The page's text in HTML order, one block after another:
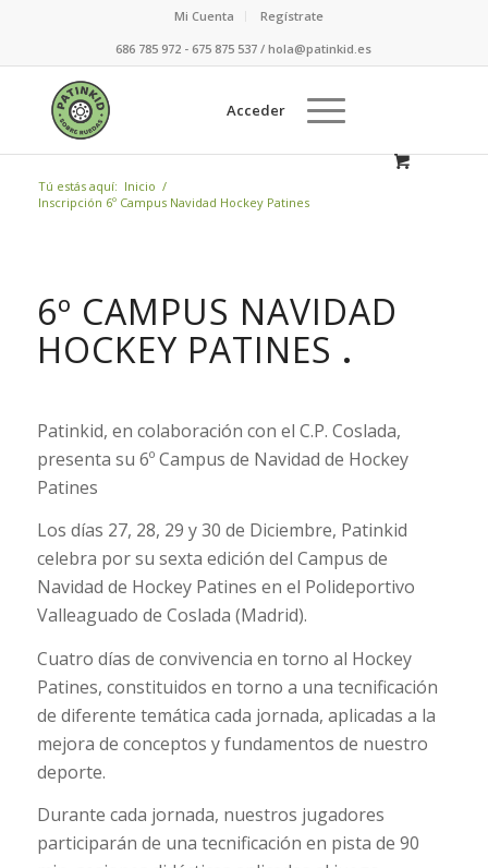
Mi Cuenta
Regístrate
686 785 972 - 675 875 537 / hola@patinkid.es
Acceder
Tú estás aquí: Inicio /
Inscripción 6º Campus Navidad Hockey Patines
6º CAMPUS NAVIDAD
HOCKEY PATINES .
Patinkid, en colaboración con el C.P. Coslada,
presenta su 6º Campus de Navidad de Hockey
Patines
Los días 27, 28, 29 y 30 de Diciembre, Patinkid
celebra por su sexta edición del Campus de
Navidad de Hockey Patines en el Polideportivo
Valleaguado de Coslada (Madrid).
Cuatro días de convivencia en torno al Hockey
Patines, constituidos en torno a una tecnificación
de diferente temática cada jornada, aplicadas a la
mejora de conceptos y fundamentos de nuestro
deporte.
Durante cada jornada, nuestros jugadores
participarán de una tecnificación en pista de 90